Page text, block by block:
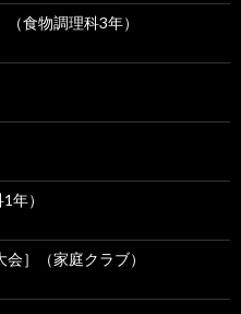
食物調理科3年）
年）
］（家庭クラブ）